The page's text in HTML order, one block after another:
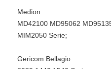
Medion
MD42100 MD95062
MIM2050 Serie;
Gericom Bellagio